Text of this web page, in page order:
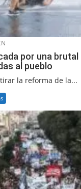
por una
al pueblo
la reforma de la...